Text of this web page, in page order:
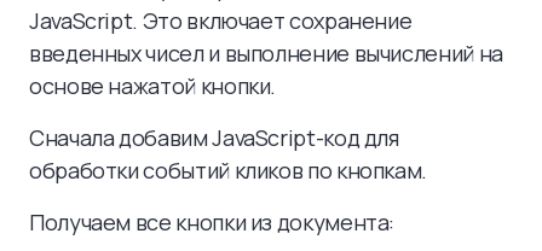
JavaScript. Это включает сохранение
введенных чисел и выполнение вычислений на
основе нажатой кнопки.
Сначала добавим JavaScript-код для
обработки событий кликов по кнопкам.
Получаем все кнопки из документа: